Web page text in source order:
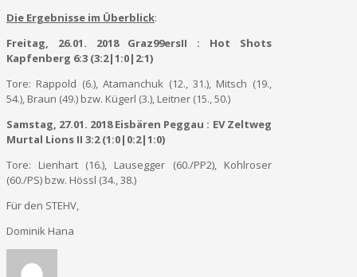
Die Ergebnisse im Überblick:
Freitag, 26.01. 2018 Graz99ersII : Hot Shots
Kapfenberg 6:3 (3:2|1:0|2:1)
Tore: Rappold (6.), Atamanchuk (12., 31.), Mitsch (19.,
54.), Braun (49.) bzw. Kügerl (3.), Leitner (15., 50.)
Samstag, 27.01. 2018 Eisbären Peggau : EV Zeltweg
Murtal Lions II 3:2 (1:0|0:2|1:0)
Tore: Lienhart (16.), Lausegger (60./PP2), Kohlroser
(60./PS) bzw. Hössl (34., 38.)
Für den STEHV,
Dominik Hana